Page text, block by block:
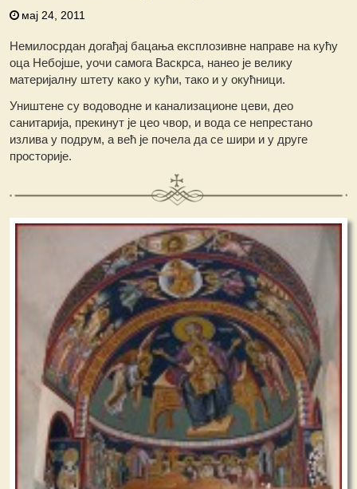
мај 24, 2011
Немилосрдан догађај бацања експлозивне направе на кућу
оца Небојше, уочи самога Васкрса, нанео је велику
материјалну штету како у кући, тако и у окућници.
Уништене су водоводне и канализационе цеви, део
санитарија, прекинут је цео чвор, и вода се непрестано
излива у подрум, а већ је почела да се шири и у друге
просторије.